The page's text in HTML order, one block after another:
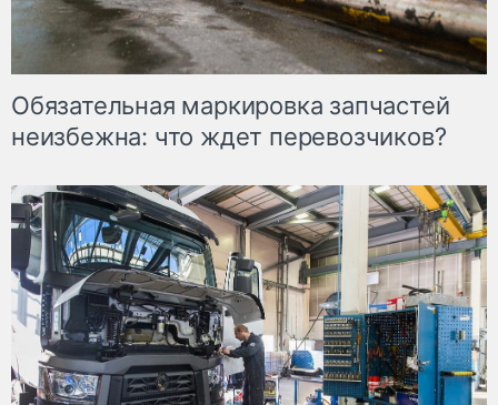
Обязательная маркировка запчастей
неизбежна: что ждет перевозчиков?